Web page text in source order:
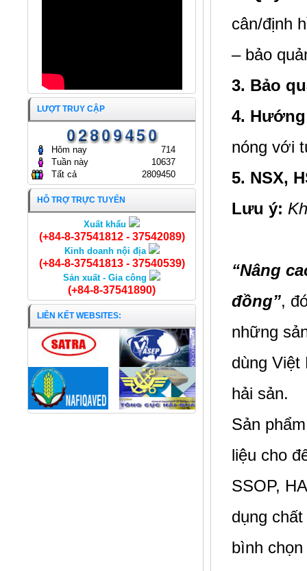
cân/định
– bảo
3. Bảo
4.
nóng với
5. NSX,
Lưu ý:
“Nâng
đồng”,
những
dùng Việt
hải sản.
Sản
liệu cho
SSOP,
dụng
bình
Cá Lóc nguyên con
LƯỢT TRUY CẬP
Hôm nay
714
Tuần này
10637
Tất cả
2809450
HỖ TRỢ TRỰC TUYẾN
Xuất khẩu
(+84-8-37541812 - 37542089)
Kinh doanh nội địa
(+84-8-37541813 - 37540539)
Sản xuất - Gia công
(+84-8-37541890)
LIÊN KẾT WEBSITES: